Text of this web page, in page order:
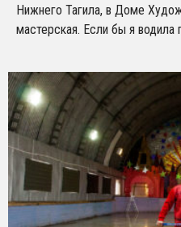
Нижнего Тагила, в Доме
мастерская. Если бы я водила